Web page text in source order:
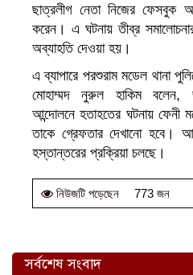
ছাত্রলীগ নেতা নিজের ফেসবুক
করেন। এ ঘটনায় তীব্র
অব্যাহতি দেওয়া হয়।
এ ব্যাপারে পরশুরাম মডেল থানা
মোহাম্মদ নুরুল হাকিম বলেন,
আন্দোলনে হতাহতের ঘটনায় ফেনী
তাকে গ্রেফতার দেখানো হবে।
হস্তান্তরের প্রক্রিয়া চলছে।
নিউজটি পড়েছেন 773 জন
সর্বশেষ সংবাদ